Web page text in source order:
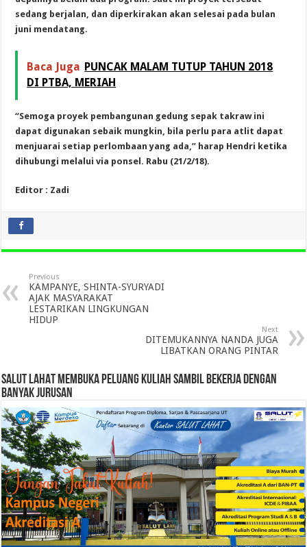
sedang berjalan, dan diperkirakan akan selesai pada bulan
juni mendatang.
Baca Juga PUNCAK MALAM TUTUP TAHUN 2018
DI PTBA, MERIAH
“Semoga proyek pembangunan gedung sepak takraw ini
dapat digunakan sebaik mungkin, bila perlu para atlit dapat
menjuarai setiap perlombaan yang ada,” harap Hendri ketika
dihubungi melalui via ponsel. Rabu (21/2/18).
Editor : Zadi
Previous
KAMPANYE, SHINTA-SYURYADI
AJAK MASYARAKAT
LESTARIKAN LINGKUNGAN
HIDUP
Next
DITEMUKANNYA NANDA JUGA
LIBATKAN ORANG PINTAR
SALUT LAHAT MEMBUKA PELUANG KULIAH SAMBIL BEKERJA DENGAN
BANYAK JURUSAN